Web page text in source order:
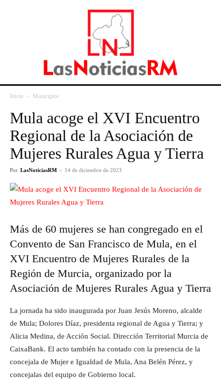
Inicio Municipios
Mula acoge el XVI Encuentro
Regional de la Asociación de
Mujeres Rurales Agua y Tierra
Por LasNoticiasRM - 14 de diciembre de 2023
Más de 60 mujeres se han congregado en el
Convento de San Francisco de Mula, en el
XVI Encuentro de Mujeres Rurales de la
Región de Murcia, organizado por la
Asociación de Mujeres Rurales Agua y Tierra
La jornada ha sido inaugurada por Juan Jesús Moreno, alcalde
de Mula; Dolores Díaz, presidenta regional de Agua y Tierra; y
Alicia Medina, de Acción Social. Dirección Territorial Murcia de
CaixaBank. El acto también ha contado con la presencia de la
concejala de Mujer e Igualdad de Mula, Ana Belén Pérez, y
concejalas del equipo de Gobierno local.